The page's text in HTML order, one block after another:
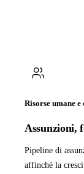
Risorse umane
Assunzioni,
Pipeline di
affinché la